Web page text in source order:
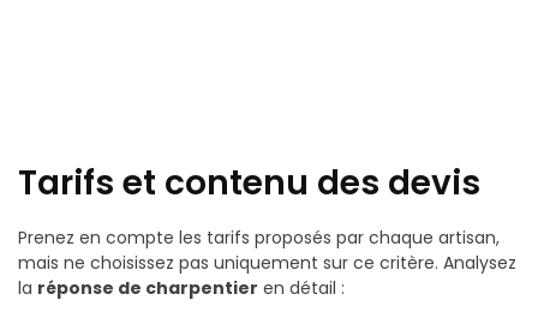
Tarifs et contenu des devis
Prenez en compte les tarifs proposés par chaque artisan,
mais ne choisissez pas uniquement sur ce critère. Analysez
la réponse de charpentier en détail :